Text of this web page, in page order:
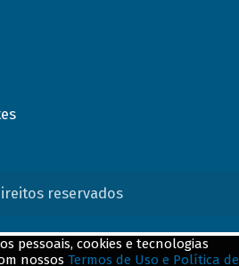
reservados
pessoais, cookies e tecnologias
nossos Termos de Uso e Política de